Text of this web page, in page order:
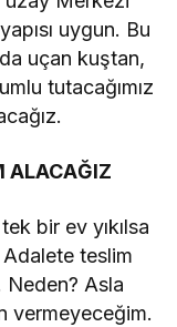
uygun. Bu
uçan kuştan,
tutacağımız
ALACAĞIZ
bir ev yıkılsa
teslim
Neden? Asla
vermeyeceğim.